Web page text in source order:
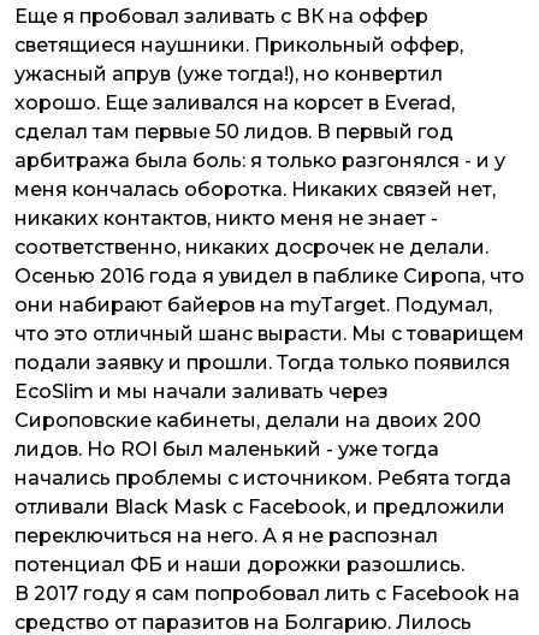
Еще я пробовал заливать с ВК на оффер
светящиеся наушники. Прикольный оффер,
ужасный апрув (уже тогда!), но конвертил
хорошо. Еще заливался на корсет в Everad,
сделал там первые 50 лидов. В первый год
арбитража была боль: я только разгонялся - и у
меня кончалась оборотка. Никаких связей нет,
никаких контактов, никто меня не знает -
соответственно, никаких досрочек не делали.
Осенью 2016 года я увидел в паблике Сиропа, что
они набирают байеров на myTarget. Подумал,
что это отличный шанс вырасти. Мы с товарищем
подали заявку и прошли. Тогда только появился
EcoSlim и мы начали заливать через
Сироповские кабинеты, делали на двоих 200
лидов. Но ROI был маленький - уже тогда
начались проблемы с источником. Ребята тогда
отливали Black Mask с Facebook, и предложили
переключиться на него. А я не распознал
потенциал ФБ и наши дорожки разошлись.
В 2017 году я сам попробовал лить с Facebook на
средство от паразитов на Болгарию. Лилось